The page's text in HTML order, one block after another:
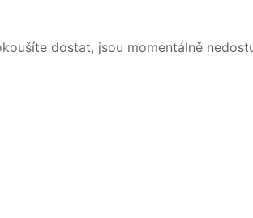
dostat, jsou momentálně